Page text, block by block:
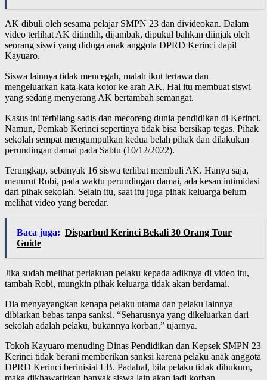
AK dibuli oleh sesama pelajar SMPN 23 dan divideokan. Dalam
video terlihat AK ditindih, dijambak, dipukul bahkan diinjak oleh
seorang siswi yang diduga anak anggota DPRD Kerinci dapil
Kayuaro.
Siswa lainnya tidak mencegah, malah ikut tertawa dan
mengeluarkan kata-kata kotor ke arah AK. Hal itu membuat siswi
yang sedang menyerang AK bertambah semangat.
Kasus ini terbilang sadis dan mecoreng dunia pendidikan di Kerinci.
Namun, Pemkab Kerinci sepertinya tidak bisa bersikap tegas. Pihak
sekolah sempat mengumpulkan kedua belah pihak dan dilakukan
perundingan damai pada Sabtu (10/12/2022).
Terungkap, sebanyak 16 siswa terlibat membuli AK. Hanya saja,
menurut Robi, pada waktu perundingan damai, ada kesan intimidasi
dari pihak sekolah. Selain itu, saat itu juga pihak keluarga belum
melihat video yang beredar.
Baca juga: Disparbud Kerinci Bekali 30 Orang Tour
Guide
Jika sudah melihat perlakuan pelaku kepada adiknya di video itu,
tambah Robi, mungkin pihak keluarga tidak akan berdamai.
Dia menyayangkan kenapa pelaku utama dan pelaku lainnya
dibiarkan bebas tanpa sanksi. “Seharusnya yang dikeluarkan dari
sekolah adalah pelaku, bukannya korban,” ujarnya.
Tokoh Kayuaro menuding Dinas Pendidikan dan Kepsek SMPN 23
Kerinci tidak berani memberikan sanksi karena pelaku anak anggota
DPRD Kerinci berinisial LB. Padahal, bila pelaku tidak dihukum,